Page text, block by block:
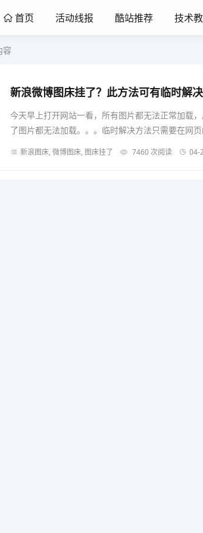
首页 活动线报 酷站推荐 技术
容
新浪微博图床挂了？此方法可有临时解决
今天早上打开网站一看，所有图片都无法正常加载
了图片都无法加载。。。临时解决方法只需要在网
新浪图床, 微博图床, 图床挂了 7460 次阅读 04-